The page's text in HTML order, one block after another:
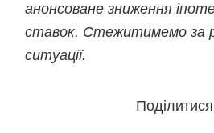
анонсоване зниження
ставок. Стежитимемо за
ситуації.
Поділитися